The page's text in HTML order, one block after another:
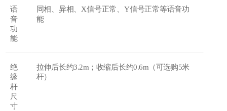
语
音
功
能
同相、异相、X信号正常、Y信号正常等语音功
能
绝
缘
杆
尺
寸
拉伸后长约3.2m；收缩后长约0.6m（可选购5米
杆）